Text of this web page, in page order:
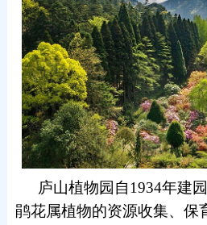
庐山植物园自1934年建
鹃花属植物的资源收集、保